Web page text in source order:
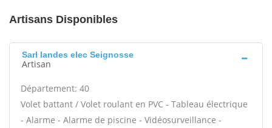
Artisans Disponibles
Sarl landes elec Seignosse
Artisan
Département: 40
Volet battant / Volet roulant en PVC - Tableau électrique
- Alarme - Alarme de piscine - Vidéosurveillance -